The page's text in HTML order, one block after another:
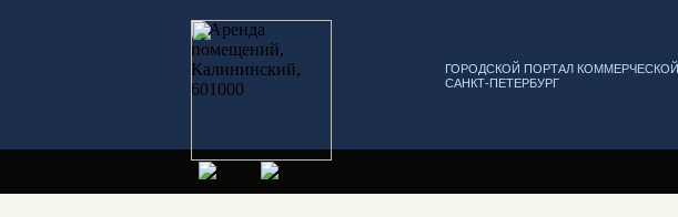
ГОРОДСКОЙ ПОРТАЛ
САНКТ-ПЕТЕРБУРГ